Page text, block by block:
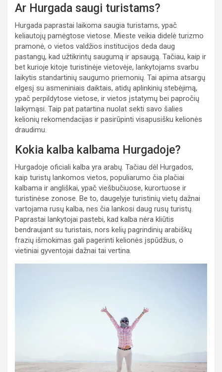
Ar Hurgada saugi turistams?
Hurgada paprastai laikoma saugia turistams, ypač
keliautojų pamėgtose vietose. Mieste veikia didelė turizmo
pramonė, o vietos valdžios institucijos deda daug
pastangų, kad užtikrintų saugumą ir apsaugą. Tačiau, kaip ir
bet kurioje kitoje turistinėje vietovėje, lankytojams svarbu
laikytis standartinių saugumo priemonių. Tai apima atsargų
elgesį su asmeniniais daiktais, atidų aplinkinių stebėjimą,
ypač perpildytose vietose, ir vietos įstatymų bei papročių
laikymąsi. Taip pat patartina nuolat sekti savo šalies
kelionių rekomendacijas ir pasirūpinti visapusišku kelionės
draudimu.
Kokia kalba kalbama Hurgadoje?
Hurgadoje oficiali kalba yra arabų. Tačiau dėl Hurgados,
kaip turistų lankomos vietos, populiarumo čia plačiai
kalbama ir angliškai, ypač viešbučiuose, kurortuose ir
turistinėse zonose. Be to, daugelyje turistinių vietų dažnai
vartojama rusų kalba, nes čia lankosi daug rusų turistų.
Paprastai lankytojai pastebi, kad kalba nėra kliūtis
bendraujant su turistais, nors kelių pagrindinių arabiškų
frazių išmokimas gali pagerinti kelionės įspūdžius, o
vietiniai gyventojai dažnai tai vertina.